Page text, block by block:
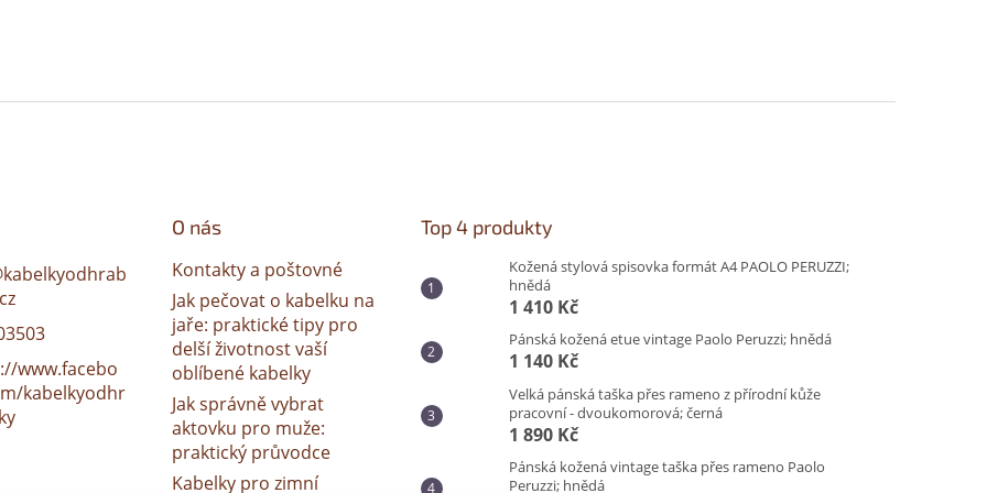
kabelkyodhrab
www.facebo
kabelkyodhr
O nás
Kontakty a poštovné
Jak pečovat o kabelku na
jaře: praktické tipy pro
delší životnost vaší
oblíbené kabelky
Jak správně vybrat
aktovku pro muže:
praktický průvodce
Kabelky pro zimní
Top 4 produkty
Kožená stylová spisovka formát A4 PAOLO PERUZZI;
hnědá
1 410 Kč
Pánská kožená etue vintage Paolo Peruzzi; hnědá
1 140 Kč
Velká pánská taška přes rameno z přírodní kůže
pracovní - dvoukomorová; černá
1 890 Kč
Pánská kožená vintage taška přes rameno Paolo
Peruzzi; hnědá